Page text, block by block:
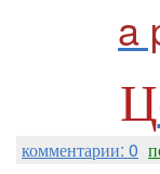
a
Ц
комментарии: 0